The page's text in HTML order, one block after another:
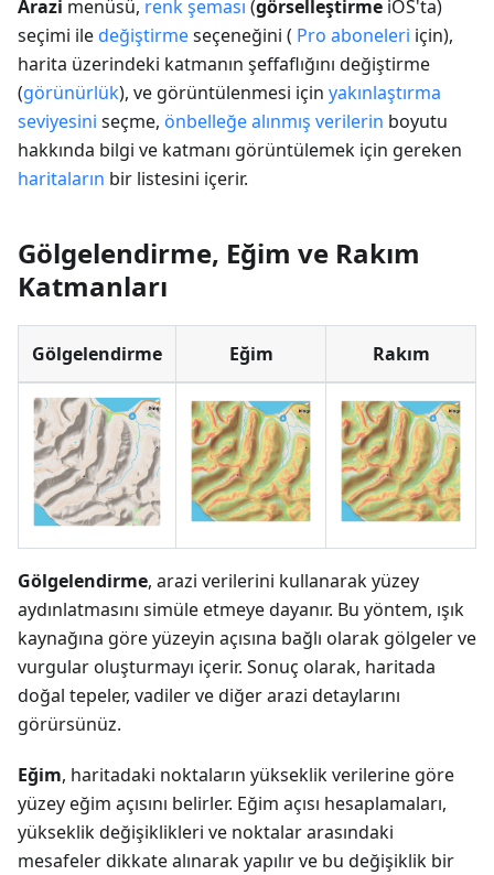
Arazi menüsü, renk şeması (görselleştirme iOS'ta)
seçimi iledeğiştirmeseçeneğini ( Pro aboneleri için),
harita üzerindeki katmanın şeffaflığını değiştirme
(görünürlük), ve görüntülenmesi için yakınlaştırma
seviyesini seçme, önbelleğe alınmış verilerin boyutu
hakkında bilgi ve katmanı görüntülemek için gereken
haritaların bir listesini içerir.
Gölgelendirme, Eğim ve Rakım
Katmanları
Gölgelendirme Eğim Rakım
Gölgelendirme, arazi verilerini kullanarak yüzey
aydınlatmasını simüle etmeye dayanır. Bu yöntem, ışık
kaynağına göre yüzeyin açısına bağlı olarak gölgeler ve
vurgular oluşturmayı içerir. Sonuç olarak, haritada
doğal tepeler, vadiler ve diğer arazi detaylarını
görürsünüz.
Eğim, haritadaki noktaların yükseklik verilerine göre
yüzey eğim açısını belirler. Eğim açısı hesaplamaları,
yükseklik değişiklikleri ve noktalar arasındaki
mesafeler dikkate alınarak yapılır ve bu değişiklik bir